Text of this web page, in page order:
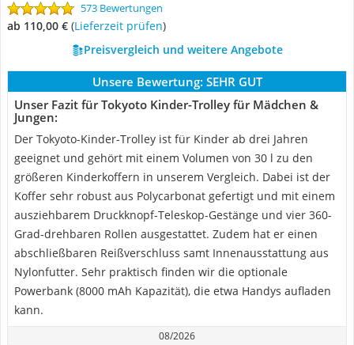
573 Bewertungen
ab 110,00 € (Lieferzeit prüfen)
Preisvergleich und weitere Angebote
Unsere Bewertung: SEHR GUT
Unser Fazit für Tokyoto Kinder-Trolley für Mädchen &
Jungen:
Der Tokyoto-Kinder-Trolley ist für Kinder ab drei Jahren
geeignet und gehört mit einem Volumen von 30 l zu den
größeren Kinderkoffern in unserem Vergleich. Dabei ist der
Koffer sehr robust aus Polycarbonat gefertigt und mit einem
ausziehbarem Druckknopf-Teleskop-Gestänge und vier 360-
Grad-drehbaren Rollen ausgestattet. Zudem hat er einen
abschließbaren Reißverschluss samt Innenausstattung aus
Nylonfutter. Sehr praktisch finden wir die optionale
Powerbank (8000 mAh Kapazität), die etwa Handys aufladen
kann.
08/2026